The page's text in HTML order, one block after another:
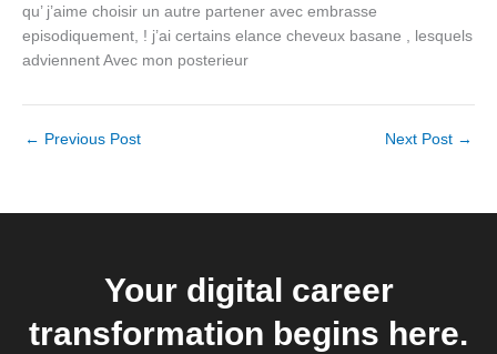
qu’ j’aime choisir un autre partener avec embrasse
episodiquement, ! j’ai certains elance cheveux basane , lesquels
adviennent Avec mon posterieur
← Previous Post Next Post →
Your digital career
transformation begins here.